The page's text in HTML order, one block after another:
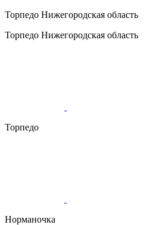
Торпедо Нижегородская область
Торпедо Нижегородская область
Торпедо
Норманочка